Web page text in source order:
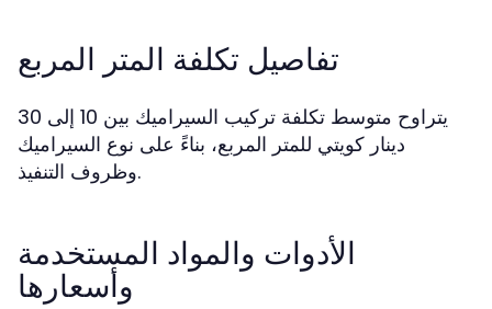
تفاصيل تكلفة المتر المربع
يتراوح متوسط تكلفة تركيب السيراميك بين 10 إلى 30
دينار كويتي للمتر المربع، بناءً على نوع السيراميك
وظروف التنفيذ.
الأدوات والمواد المستخدمة
وأسعارها